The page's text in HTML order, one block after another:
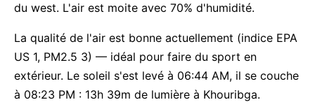
du west. L'air est moite avec 70% d'humidité.
La qualité de l'air est bonne actuellement (indice EPA
US 1, PM2.5 3) — idéal pour faire du sport en
extérieur. Le soleil s'est levé à 06:44 AM, il se couche
à 08:23 PM : 13h 39m de lumière à Khouribga.